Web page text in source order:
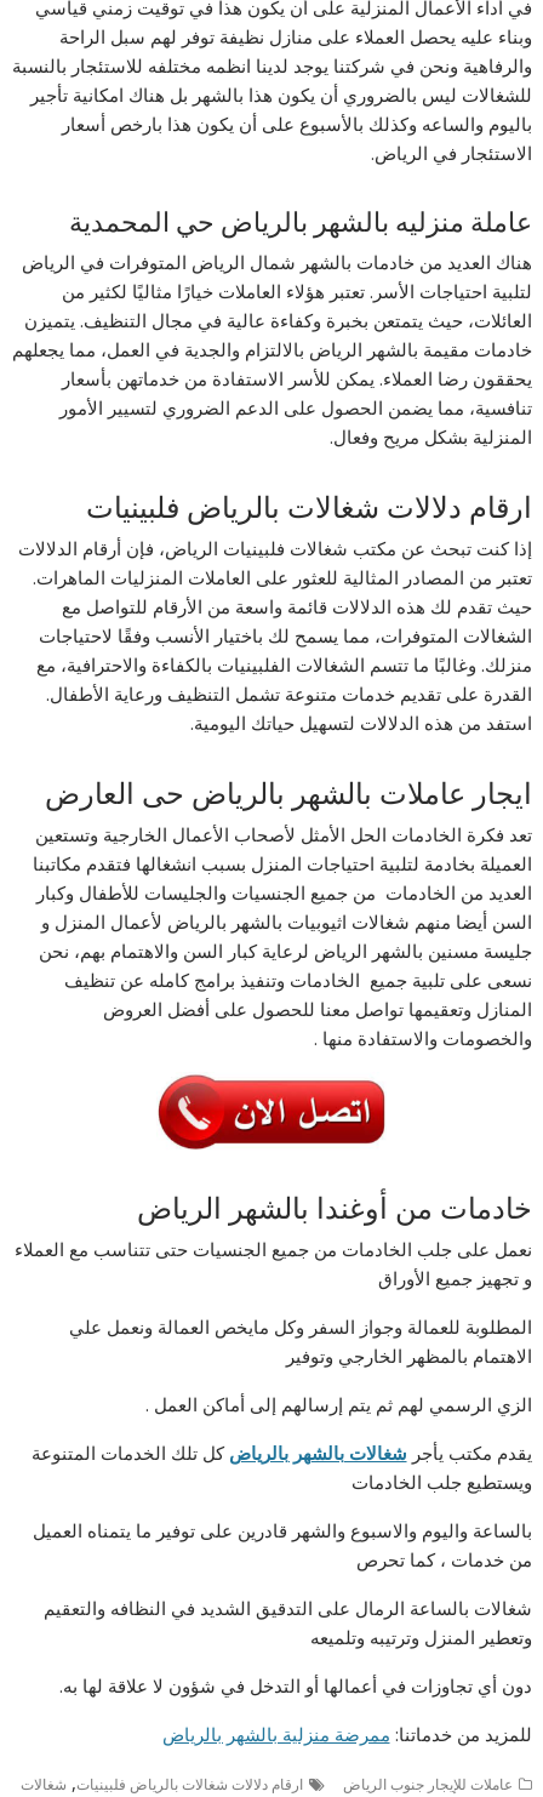
في أداء الأعمال المنزلية على أن يكون هذا في توقيت زمني قياسي
وبناء عليه يحصل العملاء على منازل نظيفة توفر لهم سبل الراحة
والرفاهية ونحن في شركتنا يوجد لدينا انظمه مختلفه للاستئجار بالنسبة
للشغالات ليس بالضروري أن يكون هذا بالشهر بل هناك امكانية تأجير
باليوم والساعه وكذلك بالأسبوع على أن يكون هذا بارخص أسعار
الاستئجار في الرياض.
عاملة منزليه بالشهر بالرياض حي المحمدية
هناك العديد من خادمات بالشهر شمال الرياض المتوفرات في الرياض
لتلبية احتياجات الأسر. تعتبر هؤلاء العاملات خيارًا مثاليًا لكثير من
العائلات، حيث يتمتعن بخبرة وكفاءة عالية في مجال التنظيف. يتميزن
خادمات مقيمة بالشهر الرياض بالالتزام والجدية في العمل، مما يجعلهم
يحققون رضا العملاء. يمكن للأسر الاستفادة من خدماتهن بأسعار
تنافسية، مما يضمن الحصول على الدعم الضروري لتسيير الأمور
المنزلية بشكل مريح وفعال.
ارقام دلالات شغالات بالرياض فلبينيات
إذا كنت تبحث عن مكتب شغالات فلبينيات الرياض، فإن أرقام الدلالات
تعتبر من المصادر المثالية للعثور على العاملات المنزليات الماهرات.
حيث تقدم لك هذه الدلالات قائمة واسعة من الأرقام للتواصل مع
الشغالات المتوفرات، مما يسمح لك باختيار الأنسب وفقًا لاحتياجات
منزلك. وغالبًا ما تتسم الشغالات الفلبينيات بالكفاءة والاحترافية، مع
القدرة على تقديم خدمات متنوعة تشمل التنظيف ورعاية الأطفال.
استفد من هذه الدلالات لتسهيل حياتك اليومية.
ايجار عاملات بالشهر بالرياض حى العارض
تعد فكرة الخادمات الحل الأمثل لأصحاب الأعمال الخارجية وتستعين
العميلة بخادمة لتلبية احتياجات المنزل بسبب انشغالها فتقدم مكاتبنا
العديد من الخادمات من جميع الجنسيات والجليسات للأطفال وكبار
السن أيضا منهم شغالات اثيوبيات بالشهر بالرياض لأعمال المنزل و
جليسة مسنين بالشهر الرياض لرعاية كبار السن والاهتمام بهم، نحن
نسعى على تلبية جميع الخادمات وتنفيذ برامج كامله عن تنظيف
المنازل وتعقيمها تواصل معنا للحصول على أفضل العروض
والخصومات والاستفادة منها .
خادمات من أوغندا بالشهر الرياض
نعمل على جلب الخادمات من جميع الجنسيات حتى تتناسب مع العملاء
و تجهيز جميع الأوراق
المطلوبة للعمالة وجواز السفر وكل مايخص العمالة ونعمل علي
الاهتمام بالمظهر الخارجي وتوفير
الزي الرسمي لهم ثم يتم إرسالهم إلى أماكن العمل .
يقدم مكتب يأجر شغالات بالشهر بالرياض كل تلك الخدمات المتنوعة
ويستطيع جلب الخادمات
بالساعة واليوم والاسبوع والشهر قادرين على توفير ما يتمناه العميل
من خدمات ، كما تحرص
شغالات بالساعة الرمال على التدقيق الشديد في النظافه والتعقيم
وتعطير المنزل وترتيبه وتلميعه
دون أي تجاوزات في أعمالها أو التدخل في شؤون لا علاقة لها به.
للمزيد من خدماتنا: ممرضة منزلية بالشهر بالرياض
عاملات للإيجار جنوب الرياض ارقام دلالات شغالات بالرياض فلبينيات, شغالات